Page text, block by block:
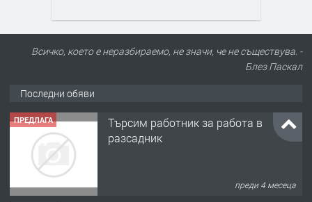
Всичко, което е неразбираемо, не значи, че не съществува. -
Блез Паскал
Последни обяви
ПРЕДЛАГА 🌱 Работник в разсадник
преди 4 месеца